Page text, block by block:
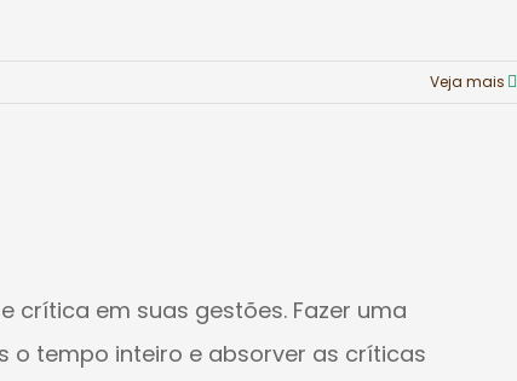
Veja mais
crítica em suas gestões. Fazer uma
o tempo inteiro e absorver as críticas